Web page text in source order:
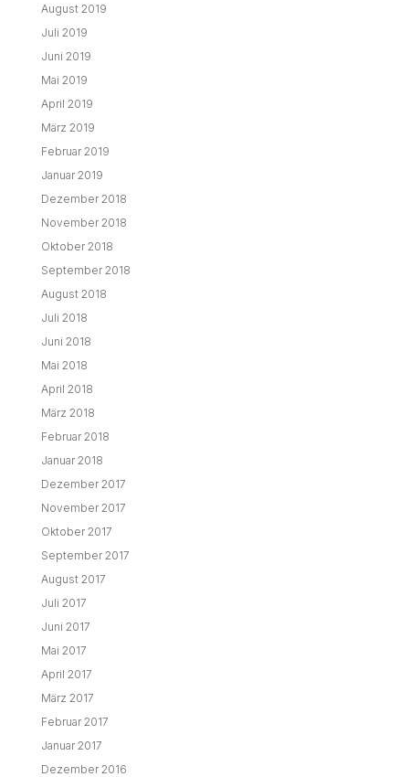
August 2019
Juli 2019
Juni 2019
Mai 2019
April 2019
März 2019
Februar 2019
Januar 2019
Dezember 2018
November 2018
Oktober 2018
September 2018
August 2018
Juli 2018
Juni 2018
Mai 2018
April 2018
März 2018
Februar 2018
Januar 2018
Dezember 2017
November 2017
Oktober 2017
September 2017
August 2017
Juli 2017
Juni 2017
Mai 2017
April 2017
März 2017
Februar 2017
Januar 2017
Dezember 2016